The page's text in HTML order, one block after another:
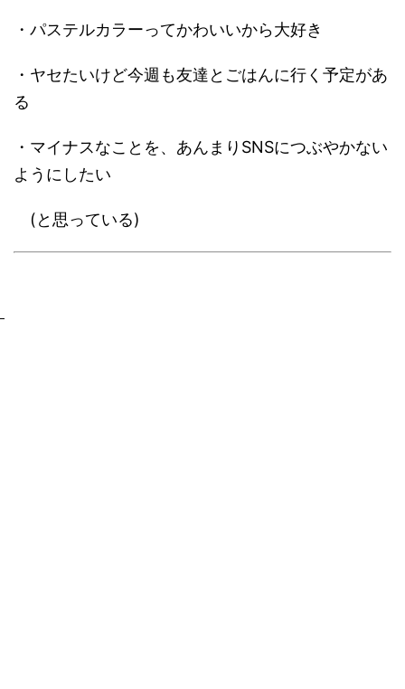
・パステルカラーってかわいいから大好き
・ヤセたいけど今週も友達とごはんに行く予定があ
る
・マイナスなことを、あんまりSNSにつぶやかない
ようにしたい
(と思っている)